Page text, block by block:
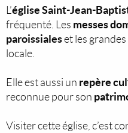
L’église Saint-Jean-
fréquenté. Les messes
paroissialeset les grandes
locale.
Elle est aussi un repère
reconnue pour son
Visiter cette église, c’est